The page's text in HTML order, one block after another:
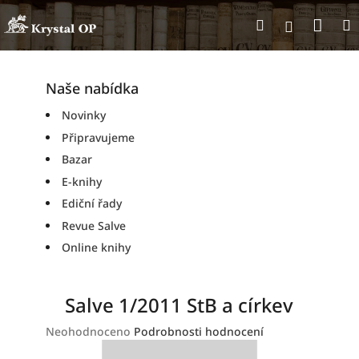
Přejít
na
obsah
Hledat
Naše nabídka
Novinky
Připravujeme
Bazar
E-knihy
Ediční řady
Revue Salve
Online knihy
Salve 1/2011 StB a církev
Průměrné
Neohodnoceno Podrobnosti hodnocení